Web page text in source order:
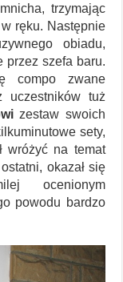
trzymając
ręku. Następnie
obiadu,
przez szefa baru.
compo zwane
uczestników tuż
zestaw swoich
sety,
wróżyć na temat
okazał się
ocenionym
powodu bardzo